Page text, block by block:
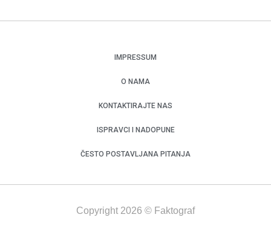
IMPRESSUM
O NAMA
KONTAKTIRAJTE NAS
ISPRAVCI I NADOPUNE
ČESTO POSTAVLJANA PITANJA
Copyright 2026 © Faktograf